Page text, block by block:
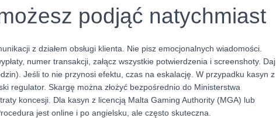
podjąć natychmiast
z działem obsługi klienta. Nie pisz emocjonalnych wiadomości.
numer transakcji, załącz wszystkie potwierdzenia i screenshoty. Daj
Jeśli to nie przynosi efektu, czas na eskalację. W przypadku kasyn z
regulator. Skargę można złożyć bezpośrednio do Ministerstwa
koncesji. Dla kasyn z licencją Malta Gaming Authority (MGA) lub
jest online i po angielsku, ale często skuteczna.